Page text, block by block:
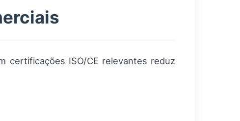
certificações ISO/CE relevantes reduz